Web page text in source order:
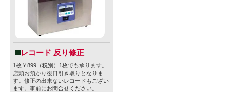
レコード 反り修正
1枚￥899（税別）1枚でも承ります。
店頭お預かり後日引き取りとなりま
す。修正の出来ないレコードもござい
ます。事前にお問合せください。